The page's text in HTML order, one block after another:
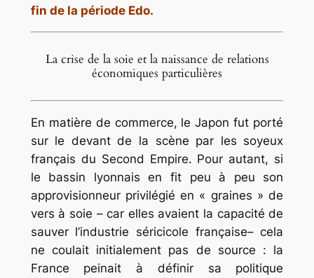
fin de la période Edo.
La crise de la soie et la naissance de relations
économiques particulières
En matière de commerce, le Japon fut porté
sur le devant de la scène par les soyeux
français du Second Empire. Pour autant, si
le bassin lyonnais en fit peu à peu son
approvisionneur privilégié en « graines » de
vers à soie – car elles avaient la capacité de
sauver l’industrie séricicole française– cela
ne coulait initialement pas de source : la
France peinait à définir sa politique